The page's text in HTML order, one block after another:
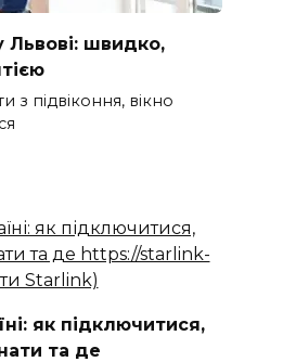
Львові: швидко,
з підвіконня, вікно
як підключитися,
та де